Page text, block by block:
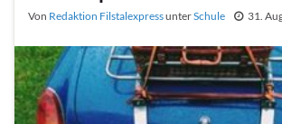
Von Redaktion FilstalexpressunterSchule 31.